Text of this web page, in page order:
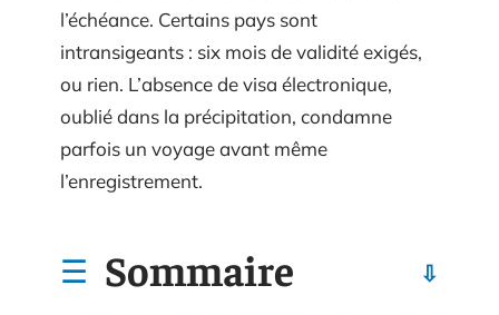
l’échéance. Certains pays sont
intransigeants : six mois de validité exigés,
ou rien. L’absence de visa électronique,
oublié dans la précipitation, condamne
parfois un voyage avant même
l’enregistrement.
Sommaire